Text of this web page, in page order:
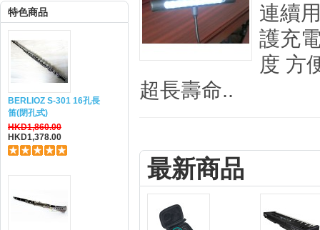
特色商品
BERLIOZ S-301 16孔長
笛(閉孔式)
HKD1,860.00
HKD1,378.00
連續
護充
度 方
超長壽命..
最新商品